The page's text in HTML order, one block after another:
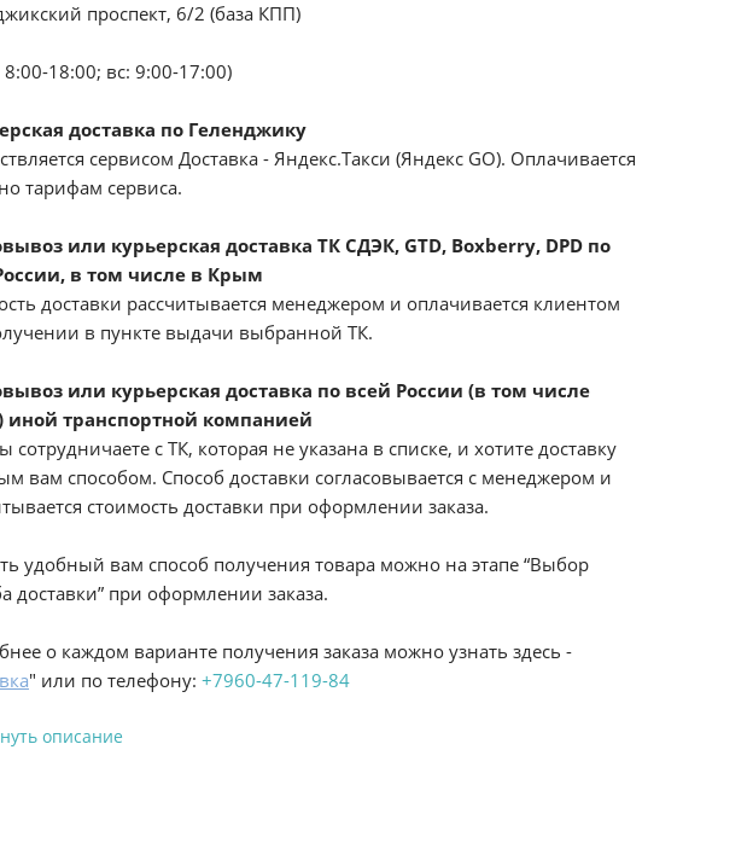
проспект, 6/2 (база КПП)
8:00-18:00; вс: 9:00-17:00)
доставка по Геленджику
сервисом Доставка - Яндекс.Такси (Яндекс GO). Оплачивается
тарифам сервиса.
или курьерская доставка ТК СДЭК, GTD, Boxberry, DPD по
в том числе в Крым
доставки рассчитывается менеджером и оплачивается клиентом
в пункте выдачи выбранной ТК.
или курьерская доставка по всей России (в том числе
транспортной компанией
сотрудничаете с ТК, которая не указана в списке, и хотите доставку
вам способом. Способ доставки согласовывается с менеджером и
стоимость доставки при оформлении заказа.
удобный вам способ получения товара можно на этапе “Выбор
доставки” при оформлении заказа.
о каждом варианте получения заказа можно узнать здесь -
" или по телефону: +7960-47-119-84
описание